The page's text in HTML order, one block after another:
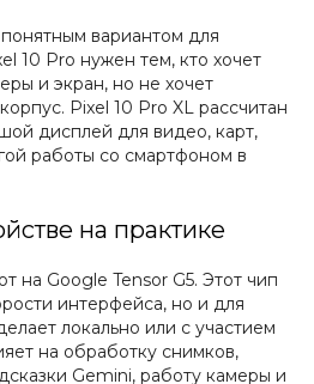
вариантом для
10 Pro нужен тем, кто хочет
и экран, но не хочет
Pixel 10 Pro XL рассчитан
дисплей для видео, карт,
работы со смартфоном в
на практике
на Google Tensor G5. Этот чип
интерфейса, но и для
локально или с участием
на обработку снимков,
Gemini, работу камеры и